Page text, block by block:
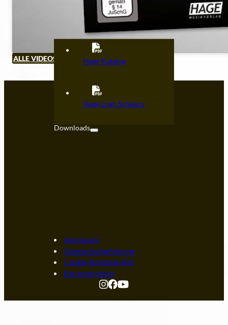
ALLE VIDEOS ANSEHEN
Kontakt
Downloads
Hage Katalog
Hage Logo Schwarz
Impressum
Datenschutzerklärung
Cookie-Richtlinie (EU)
Barrierefreiheit